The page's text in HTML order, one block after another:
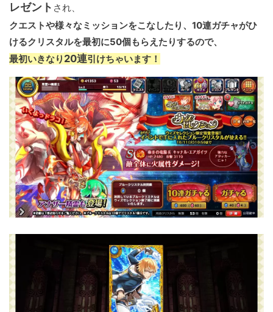
レゼント され、
クエストや様々なミッションをこなしたり、10連ガチャがひ
けるクリスタルを最初に50個もらえたりするので、
最初いきなり 20連引けちゃいます！